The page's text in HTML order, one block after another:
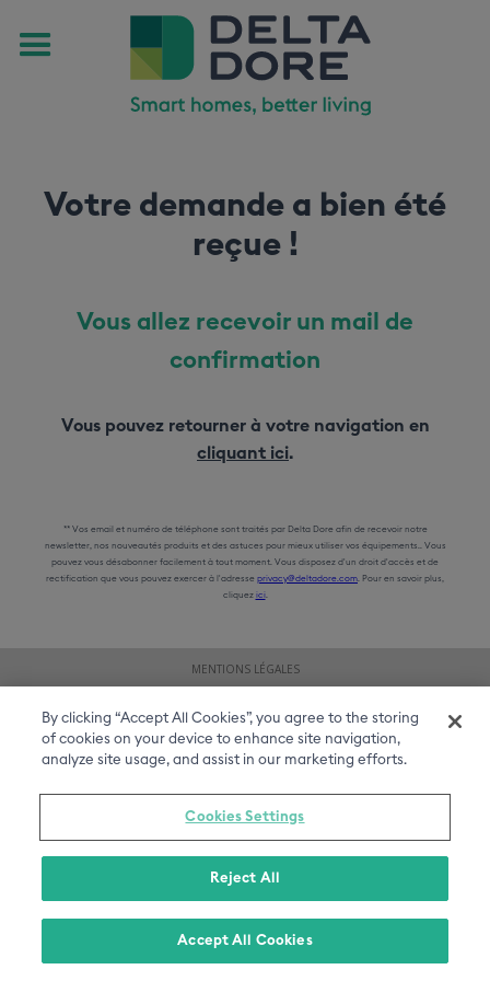
Votre demande a bien été
reçue !
Vous allez recevoir un mail de
confirmation
Vous pouvez retourner à votre navigation en
cliquant ici.
** Vos email et numéro de téléphone sont traités par Delta Dore afin de recevoir notre
newsletter, nos nouveautés produits et des astuces pour mieux utiliser vos équipements.. Vous
pouvez vous désabonner facilement à tout moment. Vous disposez d'un droit d'accès et de
rectification que vous pouvez exercer à l'adresse privacy@deltadore.com. Pour en savoir plus,
cliquez ici.
MENTIONS LÉGALES
DONNÉES PERSONNELLES
By clicking “Accept All Cookies”, you agree to the storing
of cookies on your device to enhance site navigation,
analyze site usage, and assist in our marketing efforts.
Cookies Settings
Reject All
Accept All Cookies